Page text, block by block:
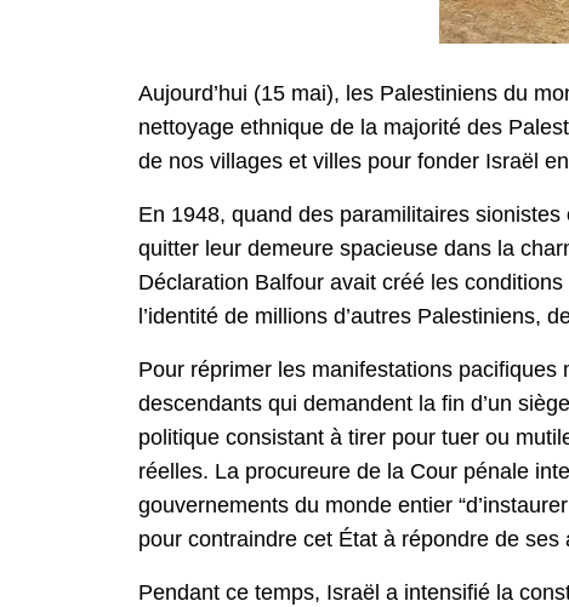
Aujourd’hui (15 mai), les Palestiniens du
nettoyage ethnique de la majorité des
de nos villages et villes pour fonder Israël
En 1948, quand des paramilitaires
quitter leur demeure spacieuse dans la
Déclaration Balfour avait créé les
l’identité de millions d’autres Palestiniens,
Pour réprimer les manifestations
descendants qui demandent la fin d’un
politique consistant à tirer pour tuer ou
réelles. La procureure de la Cour pénale
gouvernements du monde entier
pour contraindre cet État à répondre de ses
Pendant ce temps, Israël a intensifié la